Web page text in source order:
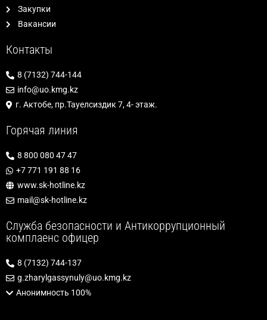
Закупки
Вакансии
Контакты
8 (7132) 744-144
info@uo.kmg.kz
г. Актобе, пр.Тауелсиздик 7, 4- этаж.
Горячая линия
8 800 080 47 47
+7 771 191 88 16
www.sk-hotline.kz
mail@sk-hotline.kz
Служба безопасности и Антикоррупционный
комплаенс офицер
8 (7132) 744-137
g.zharylgassynuly@uo.kmg.kz
Анонимность 100%